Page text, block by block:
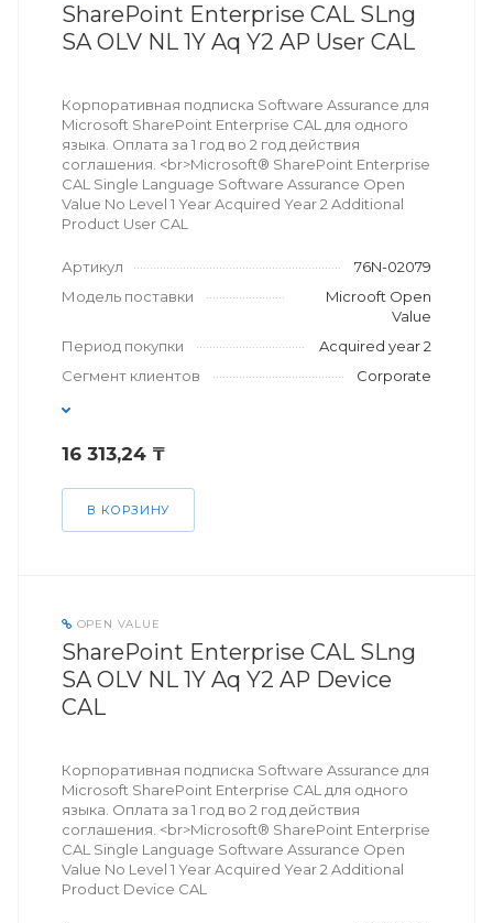
SharePoint Enterprise CAL SLng
SA OLV NL 1Y Aq Y2 AP User CAL
Корпоративная подписка Software Assurance для
Microsoft SharePoint Enterprise CAL для одного
языка. Оплата за 1 год во 2 год действия
соглашения. <br>Microsoft® SharePoint Enterprise
CAL Single Language Software Assurance Open
Value No Level 1 Year Acquired Year 2 Additional
Product User CAL
Артикул
76N-02079
Модель поставки
Microoft Open
Value
Период покупки
Acquired year 2
Сегмент клиентов
Corporate
16 313,24 ₸
В КОРЗИНУ
OPEN VALUE
SharePoint Enterprise CAL SLng
SA OLV NL 1Y Aq Y2 AP Device
CAL
Корпоративная подписка Software Assurance для
Microsoft SharePoint Enterprise CAL для одного
языка. Оплата за 1 год во 2 год действия
соглашения. <br>Microsoft® SharePoint Enterprise
CAL Single Language Software Assurance Open
Value No Level 1 Year Acquired Year 2 Additional
Product Device CAL